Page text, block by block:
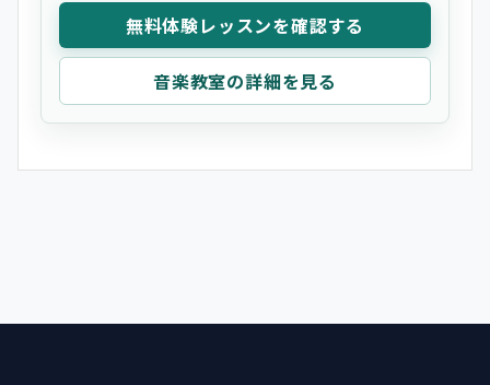
無料体験レッスンを確認する
音楽教室の詳細を見る